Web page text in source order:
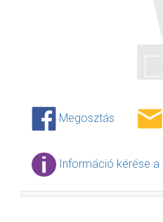
Megosztás
Információ kérése a